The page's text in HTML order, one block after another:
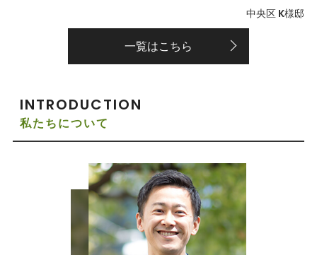
中央区 K様邸
一覧はこちら
INTRODUCTION
私たちについて